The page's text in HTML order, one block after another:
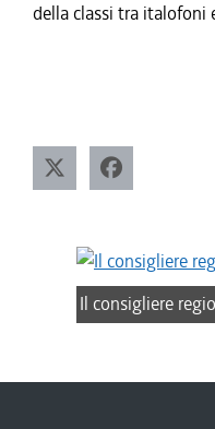
della classi tra italofoni
Il consigliere